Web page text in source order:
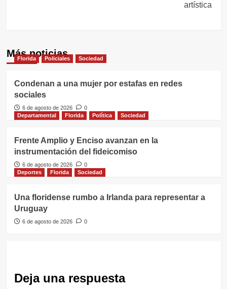
artística
Más noticias
Florida Policiales Sociedad
Condenan a una mujer por estafas en redes
sociales
6 de agosto de 2026
0
Departamental
Florida Política Sociedad
Frente Amplio y Enciso avanzan en la
instrumentación del fideicomiso
6 de agosto de 2026
0
Deportes
Florida Sociedad
Una floridense rumbo a Irlanda para representar a
Uruguay
6 de agosto de 2026 0
Deja una respuesta